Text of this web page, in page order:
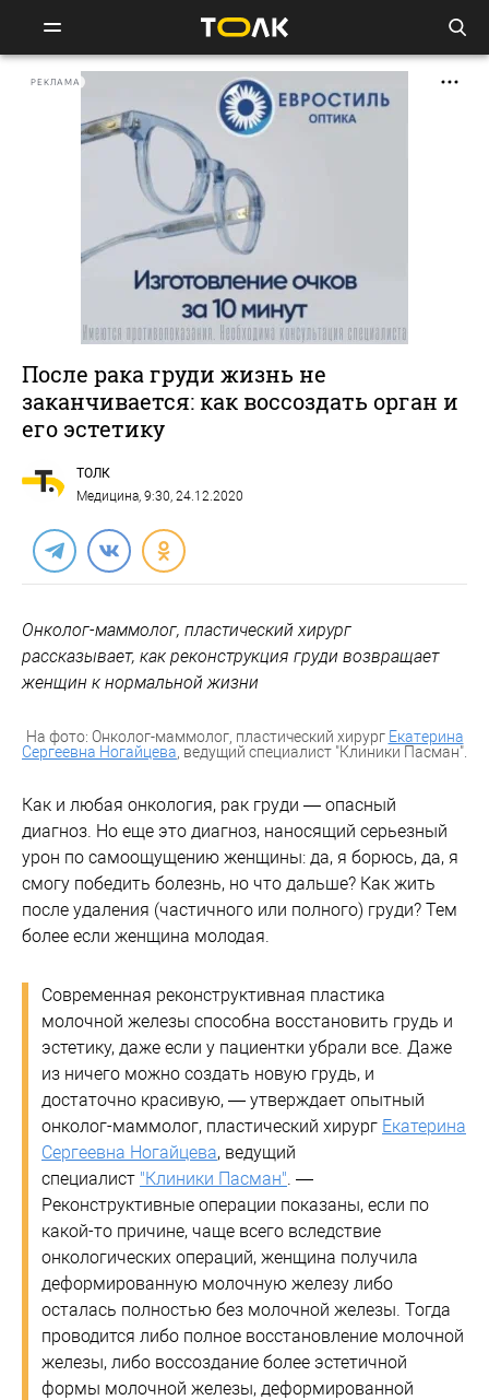
РЕКЛАМА
После рака груди жизнь не
заканчивается: как воссоздать орган и
его эстетику
ТОЛК
Медицина, 9:30, 24.12.2020
Онколог-маммолог, пластический хирург
рассказывает, как реконструкция груди возвращает
женщин к нормальной жизни
На фото: Онколог-маммолог, пластический хирург Екатерина
Сергеевна Ногайцева , ведущий специалист "Клиники Пасман".
Как и любая онкология, рак груди — опасный
диагноз. Но еще это диагноз, наносящий серьезный
урон по самоощущению женщины: да, я борюсь, да, я
смогу победить болезнь, но что дальше? Как жить
после удаления (частичного или полного) груди? Тем
более если женщина молодая.
Современная реконструктивная пластика
молочной железы способна восстановить грудь и
эстетику, даже если у пациентки убрали все. Даже
из ничего можно создать новую грудь, и
достаточно красивую, — утверждает опытный
онколог-маммолог, пластический хирург Екатерина
Сергеевна Ногайцева, ведущий
специалист "Клиники Пасман". —
Реконструктивные операции показаны, если по
какой-то причине, чаще всего вследствие
онкологических операций, женщина получила
деформированную молочную железу либо
осталась полностью без молочной железы. Тогда
проводится либо полное восстановление молочной
железы, либо воссоздание более эстетичной
формы молочной железы, деформированной